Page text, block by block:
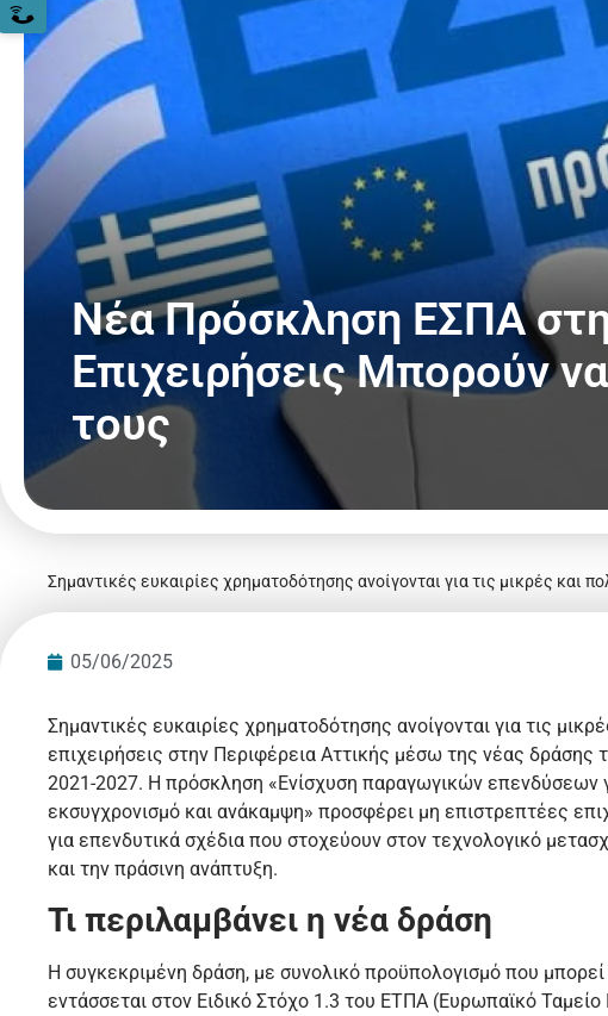
Νέα Πρόσκληση ΕΣΠΑ
Επιχειρήσεις Μπορούν
τους
Σημαντικές ευκαιρίες χρηματοδότησης ανοίγονται για τις μικρές και
05/06/2025
Σημαντικές ευκαιρίες χρηματοδότησης ανοίγονται για τις
επιχειρήσεις στην Περιφέρεια Αττικής μέσω της νέας δράσης
2021-2027. Η πρόσκληση «Ενίσχυση παραγωγικών επενδύσεων
εκσυγχρονισμό και ανάκαμψη» προσφέρει μη επιστρεπτέες
για επενδυτικά σχέδια που στοχεύουν στον τεχνολογικό
και την πράσινη ανάπτυξη.
Τι περιλαμβάνει η νέα δράση
Η συγκεκριμένη δράση, με συνολικό προϋπολογισμό που
εντάσσεται στον Ειδικό Στόχο 1.3 του ΕΤΠΑ (Ευρωπαϊκό